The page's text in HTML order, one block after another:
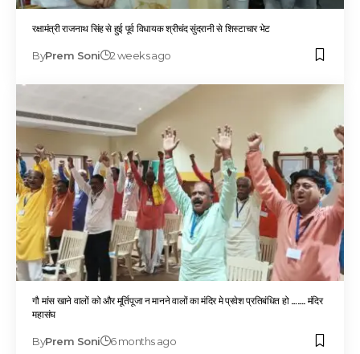
रक्षामंत्री राजनाथ सिंह से हुई पूर्व विधायक श्रीचंद सुंदरानी से शिस्टाचार भेट
ByPrem Soni 2 weeks ago
गौ मांस खाने वालों को और मूर्तिपूजा न मानने वालों का मंदिर मे प्रवेश प्रतिबंधित हो ……. मंदिर
महासंघ
ByPrem Soni 6 months ago